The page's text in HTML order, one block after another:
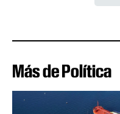
Más de Política